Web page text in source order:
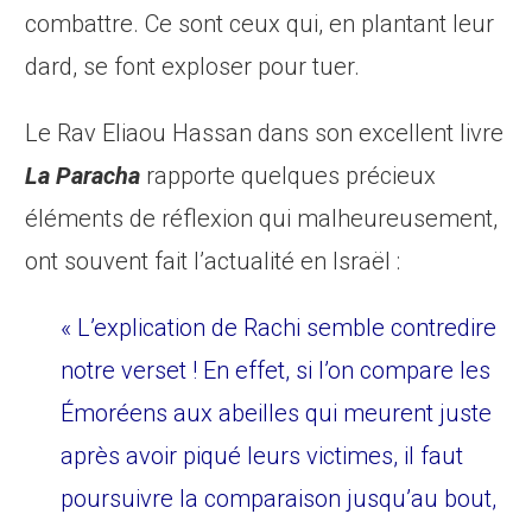
combattre. Ce sont ceux qui, en plantant leur
dard, se font exploser pour tuer.
Le Rav Eliaou Hassan dans son excellent livre
La Paracha rapporte quelques précieux
éléments de réflexion qui malheureusement,
ont souvent fait l’actualité en Israël :
« L’explication de Rachi semble contredire
notre verset ! En effet, si l’on compare les
Émoréens aux abeilles qui meurent juste
après avoir piqué leurs victimes, il faut
poursuivre la comparaison jusqu’au bout,